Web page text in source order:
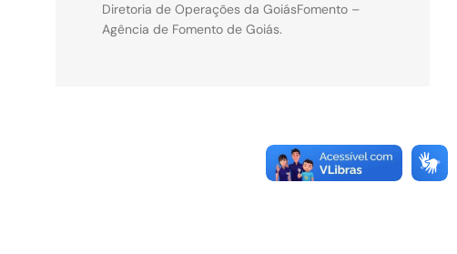
Diretoria de Operações da GoiásFomento –
Agência de Fomento de Goiás.